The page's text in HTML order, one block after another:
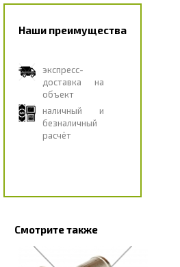
Наши преимущества
экспресс-
доставка на
объект
наличный и
безналичный
расчёт
Смотрите также